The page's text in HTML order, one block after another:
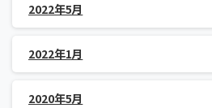
2022年5月
2022年1月
2020年5月